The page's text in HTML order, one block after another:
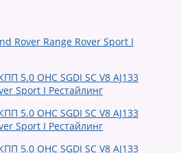
Rover Range Rover Sport I